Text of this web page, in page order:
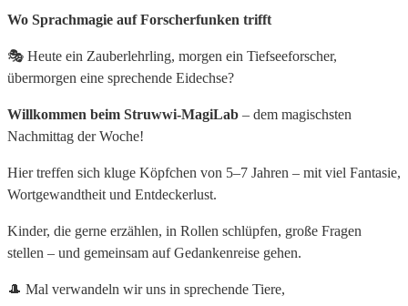
Wo Sprachmagie auf Forscherfunken trifft
🎭 Heute ein Zauberlehrling, morgen ein Tiefseeforscher,
übermorgen eine sprechende Eidechse?
Willkommen beim Struwwi-MagiLab – dem magischsten
Nachmittag der Woche!
Hier treffen sich kluge Köpfchen von 5–7 Jahren – mit viel Fantasie,
Wortgewandtheit und Entdeckerlust.
Kinder, die gerne erzählen, in Rollen schlüpfen, große Fragen
stellen – und gemeinsam auf Gedankenreise gehen.
🎩 Mal verwandeln wir uns in sprechende Tiere,